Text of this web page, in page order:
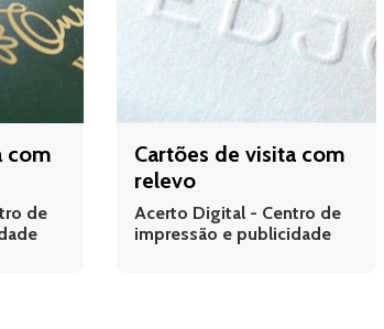
com
de
Cartões de visita com
relevo
Acerto Digital - Centro de
impressão e publicidade